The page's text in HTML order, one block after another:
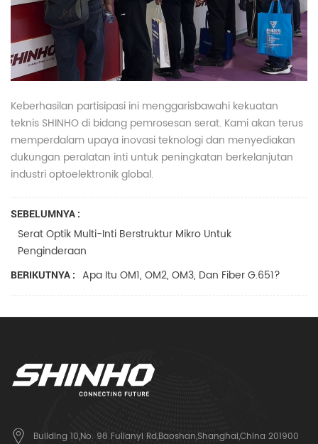
Keberhasilan partisipasi ini menggarisbawahi kekuatan
teknis SHINHO di bidang pemrosesan serat. Kami akan terus
memperdalam upaya inovasi teknologi dan menyediakan
dukungan peralatan inti untuk peningkatan berkelanjutan
industri optoelektronik global.
SEBELUMNYA :
Serat Optik Multi-Inti Berstruktur Mikro Untuk
Penginderaan
BERIKUTNYA : Apa Itu OM1, OM2, OM3, Dan Fiber G.651?
Building 10,No. 98 Fulianyi Rd,Baoshan,Shanghai,China 201900